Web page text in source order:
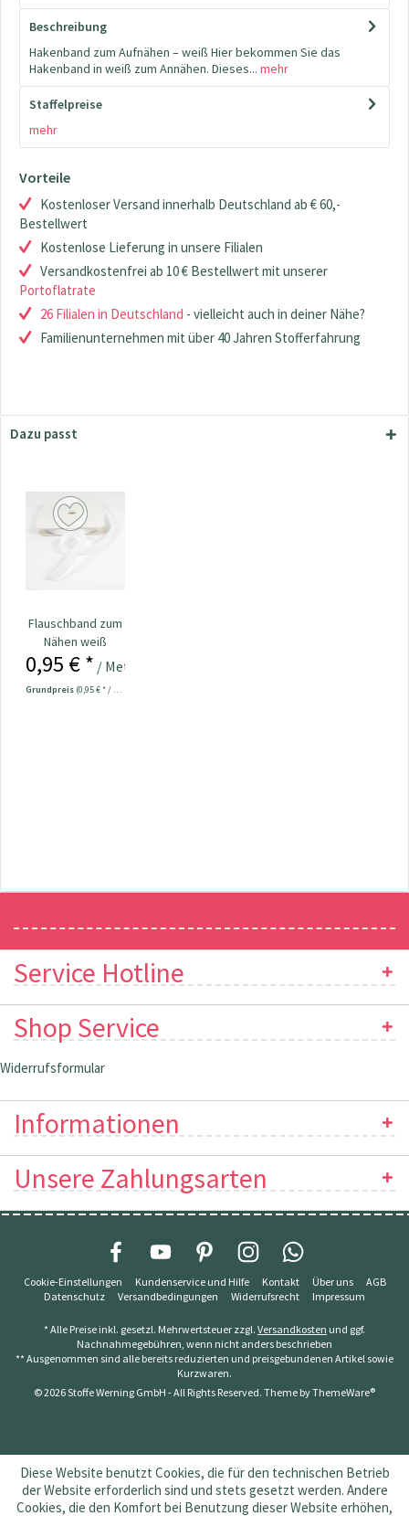
Beschreibung
Hakenband zum Aufnähen – weiß Hier bekommen Sie das
Hakenband in weiß zum Annähen. Dieses... mehr
Staffelpreise
mehr
Vorteile
Kostenloser Versand innerhalb Deutschland ab € 60,-
Bestellwert
Kostenlose Lieferung in unsere Filialen
Versandkostenfrei ab 10 € Bestellwert mit unserer
Portoflatrate
26 Filialen in Deutschland - vielleicht auch in deiner Nähe?
Familienunternehmen mit über 40 Jahren Stofferfahrung
Dazu passt
Flauschband zum
Nähen weiß
0,95 € * / Meter
Grundpreis (0,95 € * / 1 Meter)
Service Hotline
Shop Service
Widerrufsformular
Informationen
Unsere Zahlungsarten
Cookie-Einstellungen Kundenservice und Hilfe Kontakt Über uns
AGB
Datenschutz
Versandbedingungen Widerrufsrecht Impressum
* Alle Preise inkl. gesetzl. Mehrwertsteuer zzgl. Versandkosten und ggf.
Nachnahmegebühren, wenn nicht anders beschrieben
** Ausgenommen sind alle bereits reduzierten und preisgebundenen Artikel sowie
Kurzwaren.
© 2026 Stoffe Werning GmbH - All Rights Reserved. Theme byThemeWare®
Diese Website benutzt Cookies, die für den technischen Betrieb
der Website erforderlich sind und stets gesetzt werden. Andere
Cookies, die den Komfort bei Benutzung dieser Website erhöhen,